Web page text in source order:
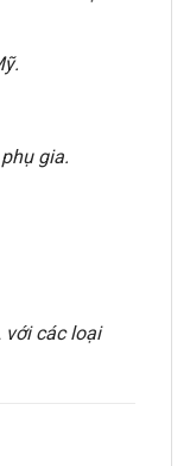
gia.
với các loại